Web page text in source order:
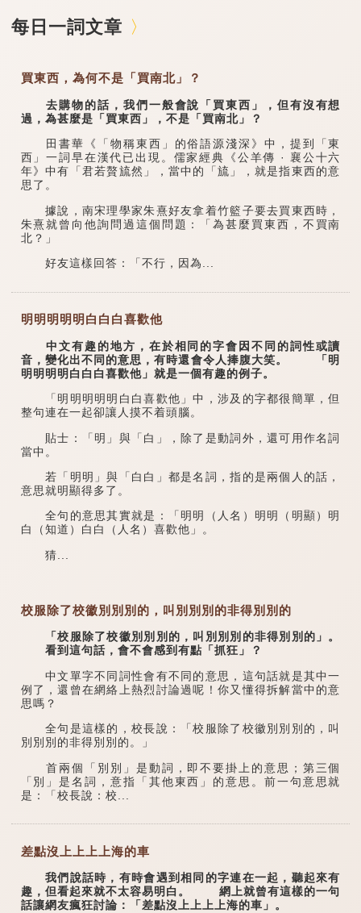
每日一詞文章
買東西，為何不是「買南北」？
去購物的話，我們一般會說「買東西」，但有沒有想
過，為甚麼是「買東西」，不是「買南北」？
田書華《「物稱東西」的俗語源淺深》中，提到「東
西」一詞早在漢代已出現。儒家經典《公羊傳 · 襄公十六
年》中有「君若贅旈然」，當中的「旈」，就是指東西的意
思了。
據說，南宋理學家朱熹好友拿着竹籃子要去買東西時，
朱熹就曾向他詢問過這個問題：「為甚麼買東西，不買南
北？」
好友這樣回答：「不行，因為...
明明明明明白白白喜歡他
中文有趣的地方，在於相同的字會因不同的詞性或讀
音，變化出不同的意思，有時還會令人捧腹大笑。 「明
明明明明白白白喜歡他」就是一個有趣的例子。
「明明明明明白白喜歡他」中，涉及的字都很簡單，但
整句連在一起卻讓人摸不着頭腦。
貼士：「明」與「白」，除了是動詞外，還可用作名詞
當中。
若「明明」與「白白」都是名詞，指的是兩個人的話，
意思就明顯得多了。
全句的意思其實就是：「明明（人名）明明（明顯）明
白（知道）白白（人名）喜歡他」。
猜...
校服除了校徽別別別的，叫別別別的非得別別的
「校服除了校徽別別別的，叫別別別的非得別別的」。
看到這句話，會不會感到有點「抓狂」？
中文單字不同詞性會有不同的意思，這句話就是其中一
例了，還曾在網絡上熱烈討論過呢！你又懂得拆解當中的意
思嗎？
全句是這樣的，校長說：「校服除了校徽別別別的，叫
別別別的非得別別的。」
首兩個「別別」是動詞，即不要掛上的意思；第三個
「別」是名詞，意指「其他東西」的意思。前一句意思就
是：「校長說：校...
差點沒上上上上海的車
我們說話時，有時會遇到相同的字連在一起，聽起來有
趣，但看起來就不太容易明白。 網上就曾有這樣的一句
話讓網友瘋狂討論：「差點沒上上上上海的車」。